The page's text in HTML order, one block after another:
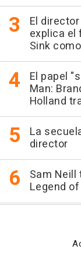
El
explica el
Sink
El papel
Man:
Holland
La
director
Sam Neill
Legend